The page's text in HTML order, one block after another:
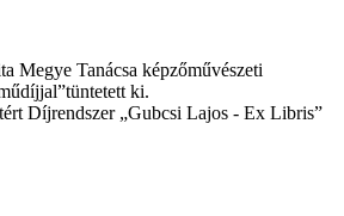
Megye Tanácsa képzőművészeti
ki.
Díjrendszer „Gubcsi Lajos - Ex Libris”